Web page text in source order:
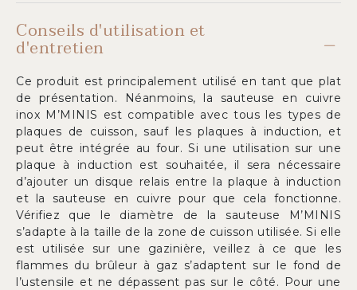
Conseils d'utilisation et
d'entretien
Ce produit est principalement utilisé en tant que plat
de présentation. Néanmoins, la sauteuse en cuivre
inox M’MINIS est compatible avec tous les types de
plaques de cuisson, sauf les plaques à induction, et
peut être intégrée au four. Si une utilisation sur une
plaque à induction est souhaitée, il sera nécessaire
d’ajouter un disque relais entre la plaque à induction
et la sauteuse en cuivre pour que cela fonctionne.
Vérifiez que le diamètre de la sauteuse M’MINIS
s’adapte à la taille de la zone de cuisson utilisée. Si elle
est utilisée sur une gazinière, veillez à ce que les
flammes du brûleur à gaz s’adaptent sur le fond de
l’ustensile et ne dépassent pas sur le côté. Pour une